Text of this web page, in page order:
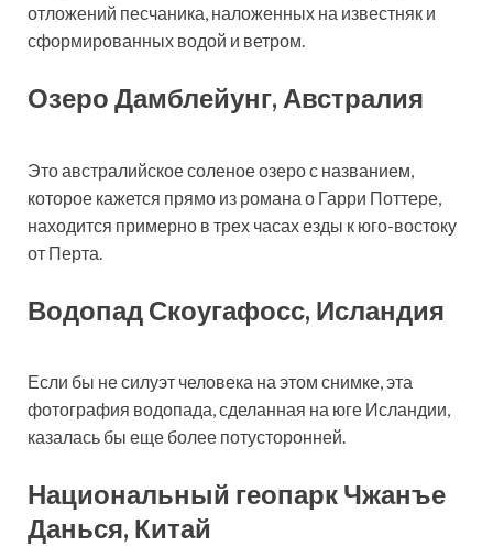
отложений песчаника, наложенных на известняк и
сформированных водой и ветром.
Озеро Дамблейунг, Австралия
Это австралийское соленое озеро с названием,
которое кажется прямо из романа о Гарри Поттере,
находится примерно в трех часах езды к юго-востоку
от Перта.
Водопад Скоугафосс, Исландия
Если бы не силуэт человека на этом снимке, эта
фотография водопада, сделанная на юге Исландии,
казалась бы еще более потусторонней.
Национальный геопарк Чжанъе
Данься, Китай